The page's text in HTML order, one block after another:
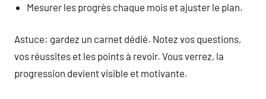
Mesurer les progrès chaque mois et ajuster le plan.
Astuce: gardez un carnet dédié. Notez vos questions,
vos réussites et les points à revoir. Vous verrez, la
progression devient visible et motivante.